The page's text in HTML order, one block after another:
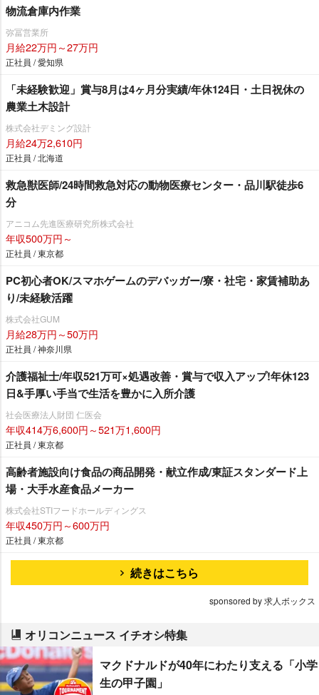
物流倉庫内作業
弥冨営業所
月給22万円～27万円
正社員 / 愛知県
「未経験歓迎」賞与8月は4ヶ月分実績/年休124日・土日祝休の
農業土木設計
株式会社デミング設計
月給24万2,610円
正社員 / 北海道
救急獣医師/24時間救急対応の動物医療センター・品川駅徒歩6
分
アニコム先進医療研究所株式会社
年収500万円～
正社員 / 東京都
PC初心者OK/スマホゲームのデバッガー/寮・社宅・家賃補助あ
り/未経験活躍
株式会社GUM
月給28万円～50万円
正社員 / 神奈川県
介護福祉士/年収521万可×処遇改善・賞与で収入アップ!年休123
日&手厚い手当で生活を豊かに入所介護
社会医療法人財団 仁医会
年収414万6,600円～521万1,600円
正社員 / 東京都
高齢者施設向け食品の商品開発・献立作成/東証スタンダード上
場・大手水産食品メーカー
株式会社STIフードホールディングス
年収450万円～600万円
正社員 / 東京都
続きはこちら
sponsored by 求人ボックス
オリコンニュース イチオシ特集
マクドナルドが40年にわたり支える「小学
生の甲子園」